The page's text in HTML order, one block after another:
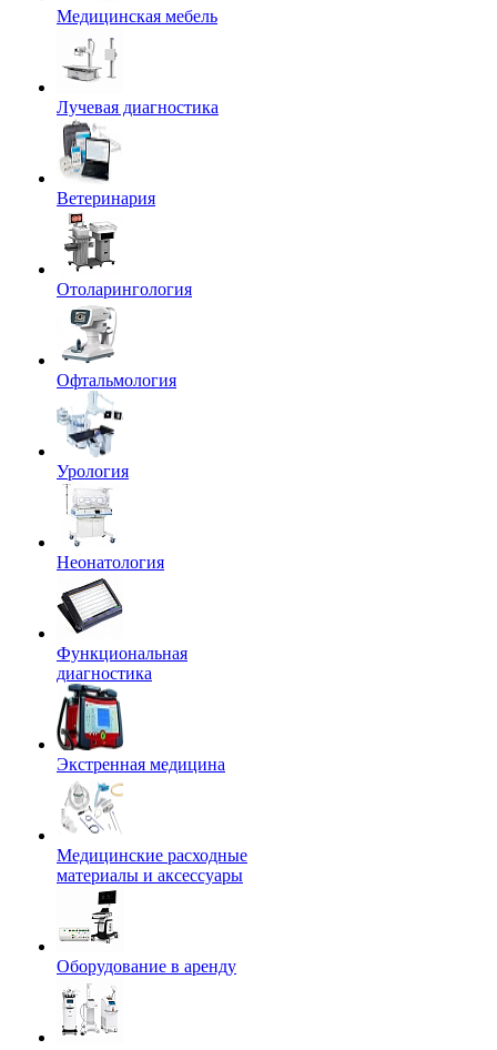
Медицинская мебель
Лучевая диагностика
Ветеринария
Отоларингология
Офтальмология
Урология
Неонатология
Функциональная
диагностика
Экстренная медицина
Медицинские расходные
материалы и аксессуары
Оборудование в аренду